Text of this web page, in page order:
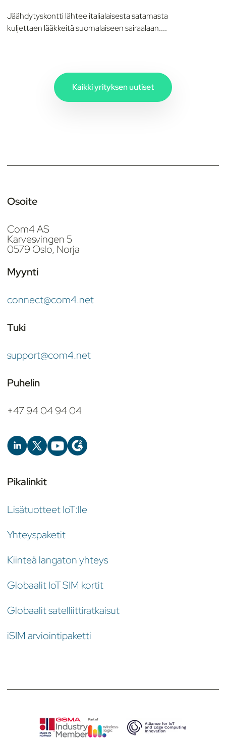
Jäähdytyskontti lähtee italialaisesta satamasta
kuljettaen lääkkeitä suomalaiseen sairaalaan....
Kaikki yrityksen uutiset
Osoite
Com4 AS
Karvesvingen 5
0579 Oslo, Norja
Myynti
connect@com4.net
Tuki
support@com4.net
Puhelin
+47 94 04 94 04
Pikalinkit
Lisätuotteet IoT:lle
Yhteyspaketit
Kiinteä langaton yhteys
Globaalit IoT SIM kortit
Globaalit satelliittiratkaisut
iSIM arviointipaketti